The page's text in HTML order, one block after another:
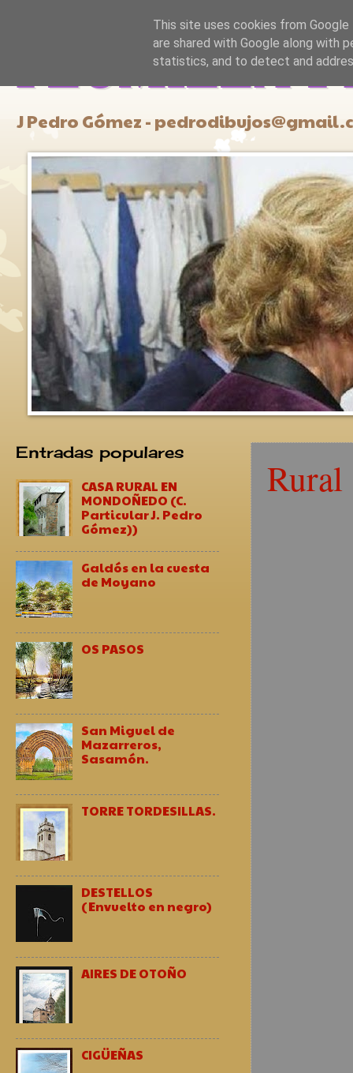
PLUMILLA Y
J Pedro Gómez -
Rural
Entradas populares
CASA RURAL EN
MONDOÑEDO (C.
Particular J. Pedro
Gómez))
Galdós en la cuesta
de Moyano
OS PASOS
San Miguel de
Mazarreros,
Sasamón.
TORRE TORDESILLAS.
DESTELLOS
(Envuelto en negro)
AIRES DE OTOÑO
CIGÜEÑAS
This site uses cookies from
are shared with Google along with
statistics, and to detect and